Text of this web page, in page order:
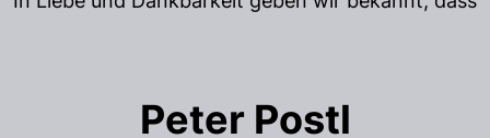
Peter Postl